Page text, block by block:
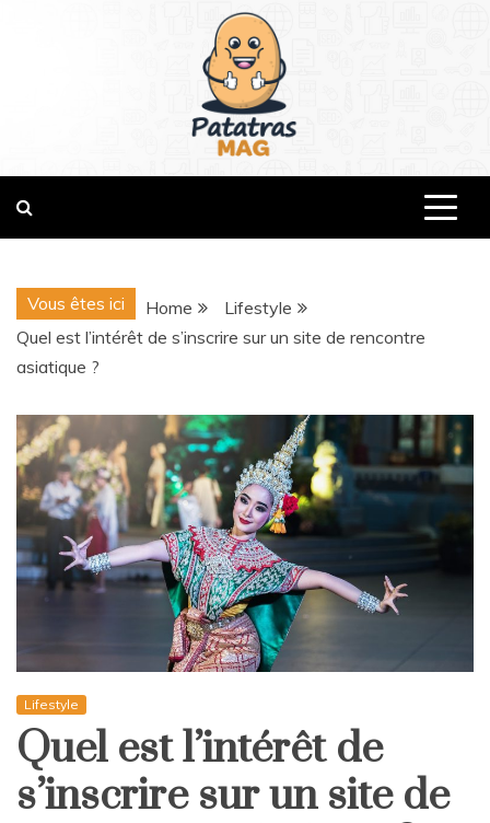
patatrasmag.com
Vous êtes ici Home
Lifestyle
Quel est l’intérêt de s’inscrire sur un site de rencontre
asiatique ?
Lifestyle
Quel est l’intérêt de
s’inscrire sur un site de